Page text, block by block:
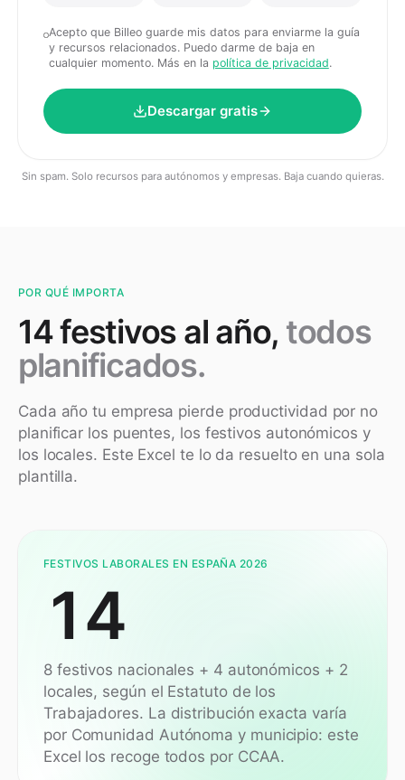
Acepto que Billeo guarde mis datos para enviarme la guía
y recursos relacionados. Puedo darme de baja en
cualquier momento. Más en la política de privacidad.
Descargar gratis
Sin spam. Solo recursos para autónomos y empresas. Baja cuando quieras.
POR QUÉ IMPORTA
14 festivos al año, todos
planificados.
Cada año tu empresa pierde productividad por no
planificar los puentes, los festivos autonómicos y
los locales. Este Excel te lo da resuelto en una sola
plantilla.
FESTIVOS LABORALES EN ESPAÑA 2026
14
8 festivos nacionales + 4 autonómicos + 2
locales, según el Estatuto de los
Trabajadores. La distribución exacta varía
por Comunidad Autónoma y municipio: este
Excel los recoge todos por CCAA.